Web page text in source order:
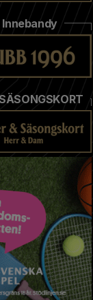
Innebandy